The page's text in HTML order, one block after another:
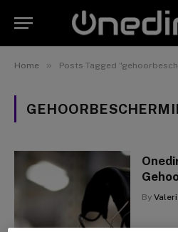
Home » Posts Tagged
By